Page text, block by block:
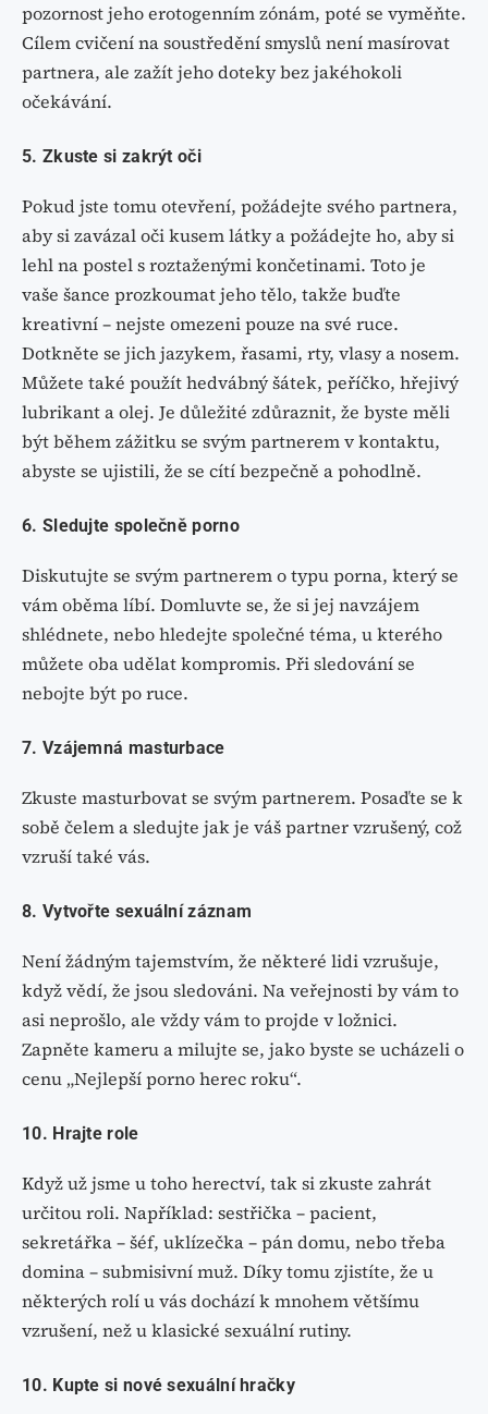
pozornost jeho erotogenním zónám, poté se vyměňte.
Cílem cvičení na soustředění smyslů není masírovat
partnera, ale zažít jeho doteky bez jakéhokoli
očekávání.
5. Zkuste si zakrýt oči
Pokud jste tomu otevření, požádejte svého partnera,
aby si zavázal oči kusem látky a požádejte ho, aby si
lehl na postel s roztaženými končetinami. Toto je
vaše šance prozkoumat jeho tělo, takže buďte
kreativní – nejste omezeni pouze na své ruce.
Dotkněte se jich jazykem, řasami, rty, vlasy a nosem.
Můžete také použít hedvábný šátek, peříčko, hřejivý
lubrikant a olej. Je důležité zdůraznit, že byste měli
být během zážitku se svým partnerem v kontaktu,
abyste se ujistili, že se cítí bezpečně a pohodlně.
6. Sledujte společně porno
Diskutujte se svým partnerem o typu porna, který se
vám oběma líbí. Domluvte se, že si jej navzájem
shlédnete, nebo hledejte společné téma, u kterého
můžete oba udělat kompromis. Při sledování se
nebojte být po ruce.
7. Vzájemná masturbace
Zkuste masturbovat se svým partnerem. Posaďte se k
sobě čelem a sledujte jak je váš partner vzrušený, což
vzruší také vás.
8. Vytvořte sexuální záznam
Není žádným tajemstvím, že některé lidi vzrušuje,
když vědí, že jsou sledováni. Na veřejnosti by vám to
asi neprošlo, ale vždy vám to projde v ložnici.
Zapněte kameru a milujte se, jako byste se ucházeli o
cenu „Nejlepší porno herec roku“.
10. Hrajte role
Když už jsme u toho herectví, tak si zkuste zahrát
určitou roli. Například: sestřička – pacient,
sekretářka – šéf, uklízečka – pán domu, nebo třeba
domina – submisivní muž. Díky tomu zjistíte, že u
některých rolí u vás dochází k mnohem většímu
vzrušení, než u klasické sexuální rutiny.
10. Kupte si nové sexuální hračky